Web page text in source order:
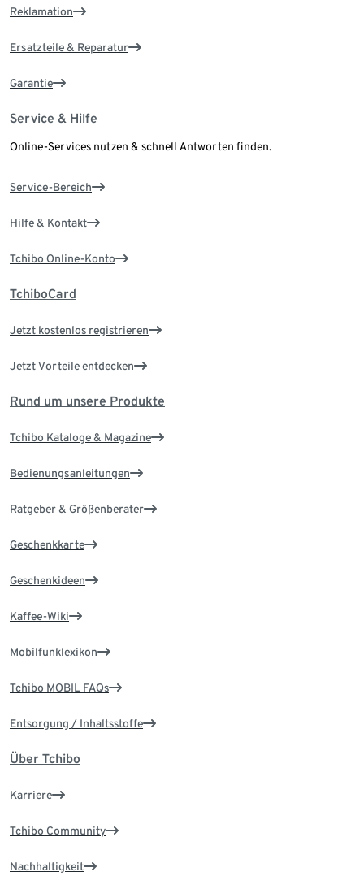
Reklamation
Ersatzteile & Reparatur
Garantie
Service & Hilfe
Online-Services nutzen & schnell Antworten finden.
Service-Bereich
Hilfe & Kontakt
Tchibo Online-Konto
TchiboCard
Jetzt kostenlos registrieren
Jetzt Vorteile entdecken
Rund um unsere Produkte
Tchibo Kataloge & Magazine
Bedienungsanleitungen
Ratgeber & Größenberater
Geschenkkarte
Geschenkideen
Kaffee-Wiki
Mobilfunklexikon
Tchibo MOBIL FAQs
Entsorgung / Inhaltsstoffe
Über Tchibo
Karriere
Tchibo Community
Nachhaltigkeit